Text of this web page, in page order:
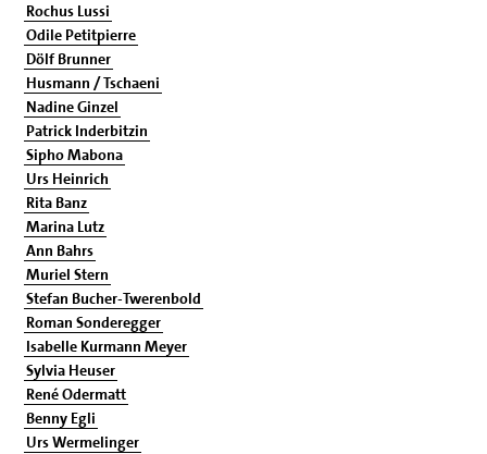
Rochus Lussi
Odile Petitpierre
Dölf Brunner
Husmann / Tschaeni
Nadine Ginzel
Patrick Inderbitzin
Sipho Mabona
Urs Heinrich
Rita Banz
Marina Lutz
Ann Bahrs
Muriel Stern
Stefan Bucher-Twerenbold
Roman Sonderegger
Isabelle Kurmann Meyer
Sylvia Heuser
René Odermatt
Benny Egli
Urs Wermelinger